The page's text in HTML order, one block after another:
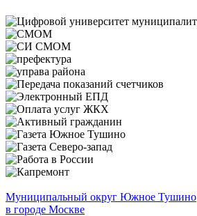
Муниципальный округ Южное Тушино
в городе Москве